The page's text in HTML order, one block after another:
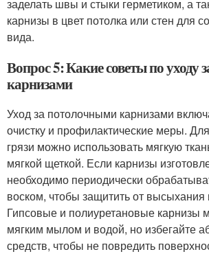
заделать швы и стыки герметиком, а
карнизы в цвет потолка или стен для
вида.
Вопрос 5: Какие советы по уходу
карнизами
Уход за потолочными карнизами
очистку и профилактические меры.
грязи можно использовать мягкую
мягкой щеткой. Если карнизы
необходимо периодически
воском, чтобы защитить от
Гипсовые и полиуретановые карнизы
мягким мылом и водой, но избегайте
средств, чтобы не повредить